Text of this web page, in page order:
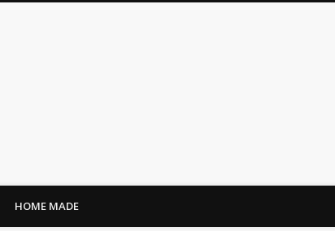
HOME MADE